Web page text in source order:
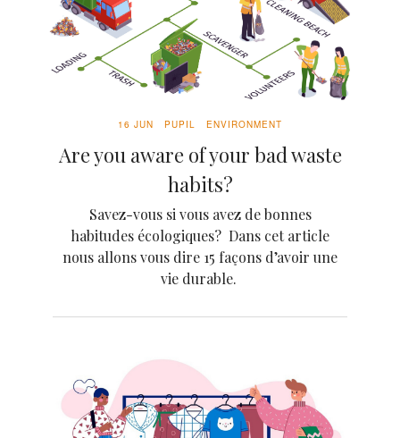
16 JUN PUPIL ENVIRONMENT
Are you aware of your bad waste
habits?
Savez-vous si vous avez de bonnes
habitudes écologiques? Dans cet article
nous allons vous dire 15 façons d’avoir une
vie durable.